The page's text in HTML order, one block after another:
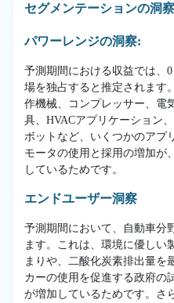
セグメンテーションの洞察
パワーレンジの洞察:
予測期間における収益では、
場を独占すると推定されます
作機械、コンプレッサー、電
具、HVACアプリケーション
ボットなど、いくつかのアプ
モータの使用と採用の増加が
しているためです。
エンドユーザー洞察
予測期間において、自動車分
ます。これは、環境に優しい
まりや、二酸化炭素排出量を
カーの使用を促進する政府の
が増加しているためです。さ